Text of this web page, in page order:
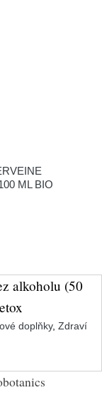
ML BIO
alkoholu (50
doplňky, Zdraví